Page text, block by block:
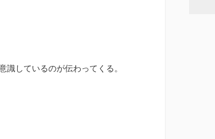
しているのが伝わってくる。